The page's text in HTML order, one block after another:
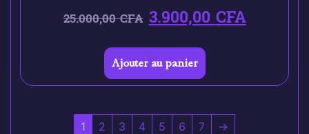
25.000,00CFA 3.900,00CFA
Ajouter au panier
1 2 3 4 5 6 7 →